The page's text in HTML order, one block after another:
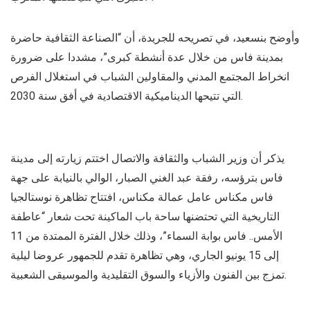
وأوضح بنسعيد، في تصريحه للجريدة، أن “الصناعة الثقافية حاضرة
بمدينة فاس من خلال عدة أنشطة كبرى”، مشددا على ضرورة
انخراط المجتمع المدني والمقاولين الشباب في استغلال الفرص
التي تتيحها الديناميكية الاقتصادية في أفق سنة 2030.
يذكر أن وزير الشباب والثقافة والاتصال اختتم زيارته إلى مدينة
فاس بترؤسه، رفقة عبد الغني الصبار، الوالي بالنيابة على جهة
فاس مكناس عامل عمالة مكناس، افتتاح تظاهرة نوستالجيا
التاريخية التي تحتضنها ساحة باب الماكينة تحت شعار “عاطفة
الأمس.. فاس بوابة السماء”، وذلك خلال الفترة الممتدة من 11
إلى 15 يونيو الجاري، وهي تظاهرة تقدم للجمهور عروضا ليلية
تمزج بين الفنون والأزياء والسوق التقليدية والموسيقى الشعبية.